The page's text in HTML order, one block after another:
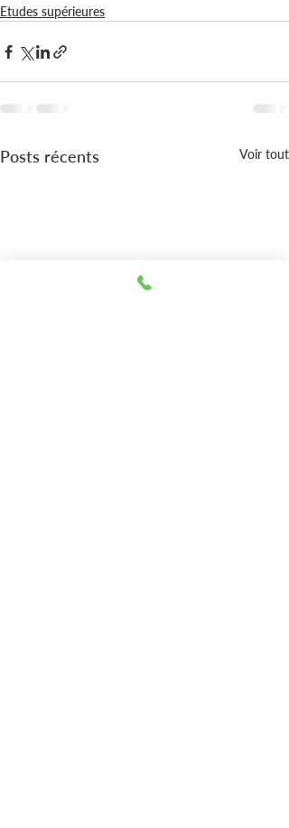
Etudes supérieures
Posts récents Voir tout